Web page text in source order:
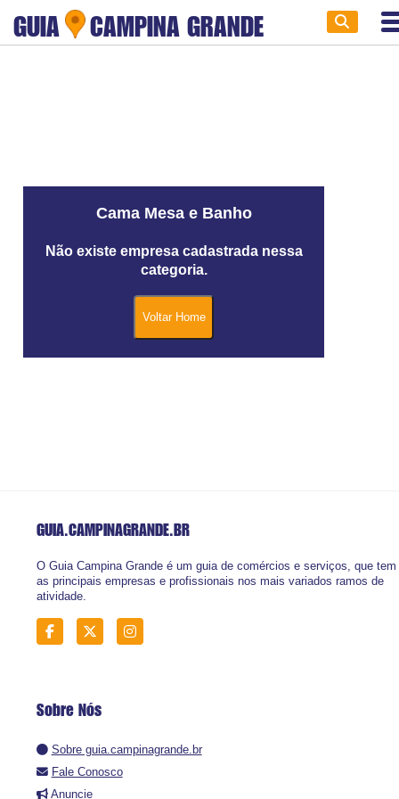
GUIA CAMPINA GRANDE
Cama Mesa e Banho
Não existe empresa cadastrada nessa
categoria.
GUIA.CAMPINAGRANDE.BR
O Guia Campina Grande é um guia de comércios e serviços, que tem
as principais empresas e profissionais nos mais variados ramos de
atividade.
Sobre Nós
Sobre guia.campinagrande.br
Fale Conosco
Anuncie